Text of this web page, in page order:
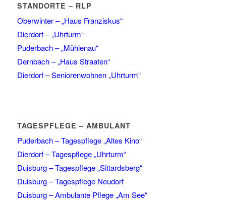
STANDORTE – RLP
Oberwinter – „Haus Franziskus“
Dierdorf – „Uhrturm“
Puderbach – „Mühlenau“
Dernbach – „Haus Straaten“
Dierdorf – Seniorenwohnen „Uhrturm“
TAGESPFLEGE – AMBULANT
Puderbach – Tagespflege „Altes Kino“
Dierdorf – Tagespflege „Uhrturm“
Duisburg – Tagespflege „Sittardsberg“
Duisburg – Tagespflege Neudorf
Duisburg – Ambulante Pflege „Am See“